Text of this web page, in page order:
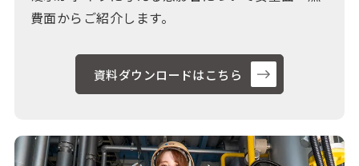
費面からご紹介します。
資料ダウンロードはこちら